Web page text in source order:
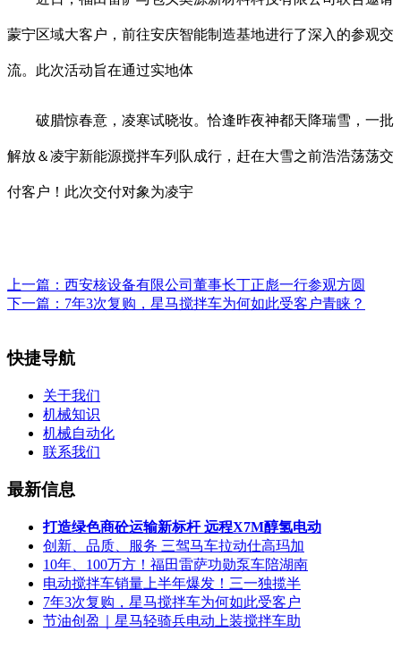
蒙宁区域大客户，前往安庆智能制造基地进行了深入的参观交
流。此次活动旨在通过实地体
破腊惊春意，凌寒试晓妆。恰逢昨夜神都天降瑞雪，一批
解放＆凌宇新能源搅拌车列队成行，赶在大雪之前浩浩荡荡交
付客户！此次交付对象为凌宇
上一篇： 西安核设备有限公司董事长丁正彪一行参观方圆
下一篇： 7年3次复购，星马搅拌车为何如此受客户青睐？
快捷导航
关于我们
机械知识
机械自动化
联系我们
最新信息
打造绿色商砼运输新标杆 远程X7M醇氢电动
创新、品质、服务 三驾马车拉动仕高玛加
10年、100万方！福田雷萨功勋泵车陪湖南
电动搅拌车销量上半年爆发！三一独揽半
7年3次复购，星马搅拌车为何如此受客户
节油创盈｜星马轻骑兵电动上装搅拌车助